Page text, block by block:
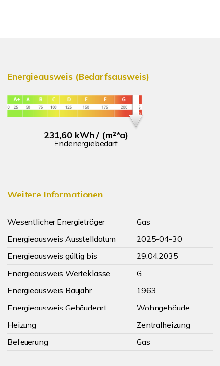
Energieausweis (Bedarfsausweis)
231,60 kWh / (m²*a)
Endenergiebedarf
Weitere Informationen
Wesentlicher Energieträger
Gas
Energieausweis Ausstelldatum
2025-04-30
Energieausweis gültig bis
29.04.2035
Energieausweis Werteklasse
G
Energieausweis Baujahr
1963
Energieausweis Gebäudeart
Wohngebäude
Heizung
Zentralheizung
Befeuerung
Gas